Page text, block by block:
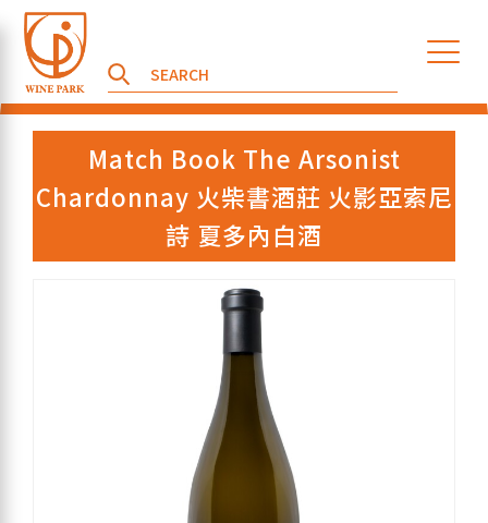
Match Book The Arsonist
Chardonnay 火柴書酒莊 火影亞索尼
詩 夏多內白酒